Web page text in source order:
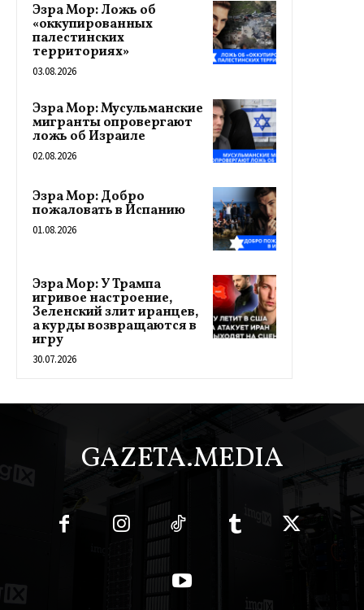
Эзра Мор: Ложь об
«оккупированных
палестинских
территориях»
03.08.2026
Эзра Мор: Мусульманские
мигранты опровергают
ложь об Израиле
02.08.2026
Эзра Мор: Добро
пожаловать в Испанию
01.08.2026
Эзра Мор: У Трампа
игривое настроение,
Зеленский злит иранцев,
а курды возвращаются в
игру
30.07.2026
GAZETA.MEDIA